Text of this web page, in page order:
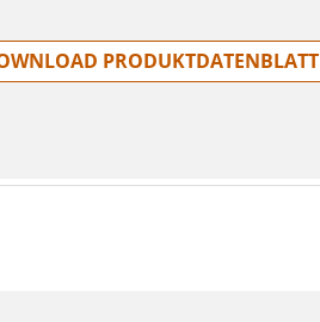
Produktdatenblatt